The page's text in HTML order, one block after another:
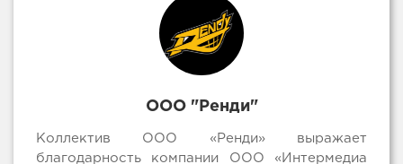
ООО "Ренди"
Коллектив ООО «Ренди» выражает
благодарность компании ООО «Интермедиа